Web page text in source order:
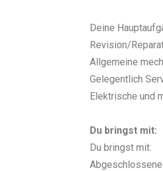
Deine
Revision/
Allgemeine
Gelegentlich
Elektrische und
Du bringst mit:
Du bringst mit: